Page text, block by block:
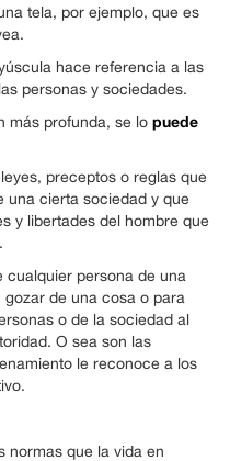
tela, por ejemplo, que es
hace referencia a las
personas y sociedades.
más profunda, se lo puede
preceptos o reglas que
una cierta sociedad y que
y libertades del hombre que
cualquier persona de una
de una cosa o para
o de la sociedad al
O sea son las
le reconoce a los
normas que la vida en